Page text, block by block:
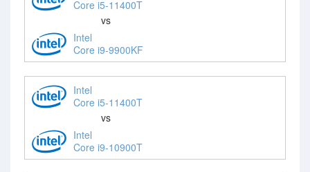
Core i5-11400T
vs
Intel
Core i9-9900KF
Intel
Core i5-11400T
vs
Intel
Core i9-10900T